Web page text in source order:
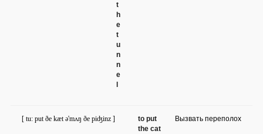
t
h
e
t
u
n
n
e
to put
the cat
[ tu: put ðe kæt ə'mʌŋ ðe piʤinz ] Вызвать переполох